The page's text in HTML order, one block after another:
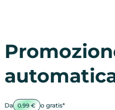
Da 0.99 € o gratis*